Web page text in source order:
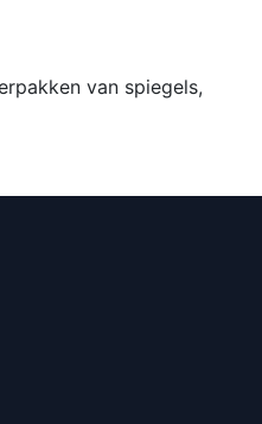
van spiegels,